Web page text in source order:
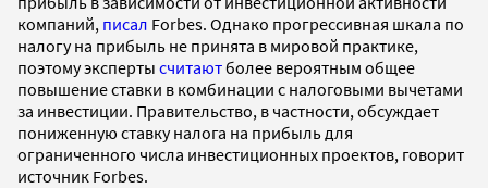
компаний, писал Forbes. Однако прогрессивная шкала по
налогу на прибыль не принята в мировой практике,
поэтому эксперты считаютболее вероятным общее
повышение ставки в комбинации с налоговыми вычетами
за инвестиции. Правительство, в частности, обсуждает
пониженную ставку налога на прибыль для
ограниченного числа инвестиционных проектов, говорит
источник Forbes.